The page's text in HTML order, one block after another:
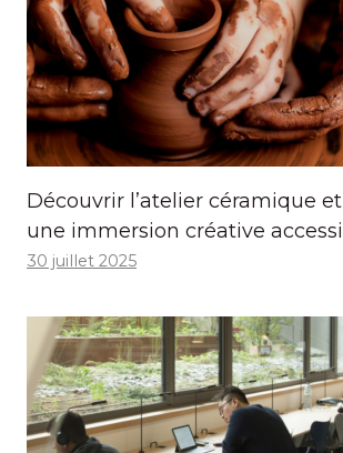
Découvrir l’atelier céramique
une immersion créative
30 juillet 2025